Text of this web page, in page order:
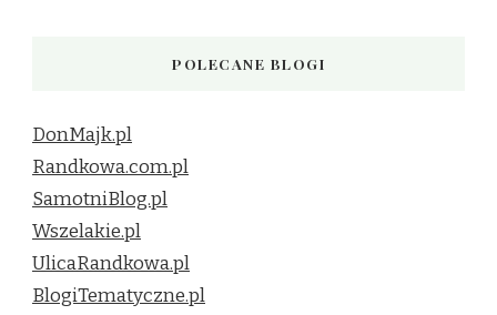
POLECANE BLOGI
DonMajk.pl
Randkowa.com.pl
SamotniBlog.pl
Wszelakie.pl
UlicaRandkowa.pl
BlogiTematyczne.pl